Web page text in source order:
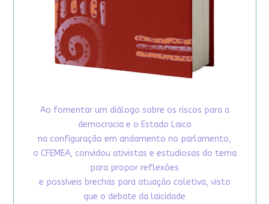
Ao fomentar um diálogo sobre os riscos para a
democracia e o Estado Laico
na configuração em andamento no parlamento,
o CFEMEA, convidou ativistas e estudiosas do tema
para propor reflexões
e possíveis brechas para atuação coletiva, visto
que o debate da laicidade